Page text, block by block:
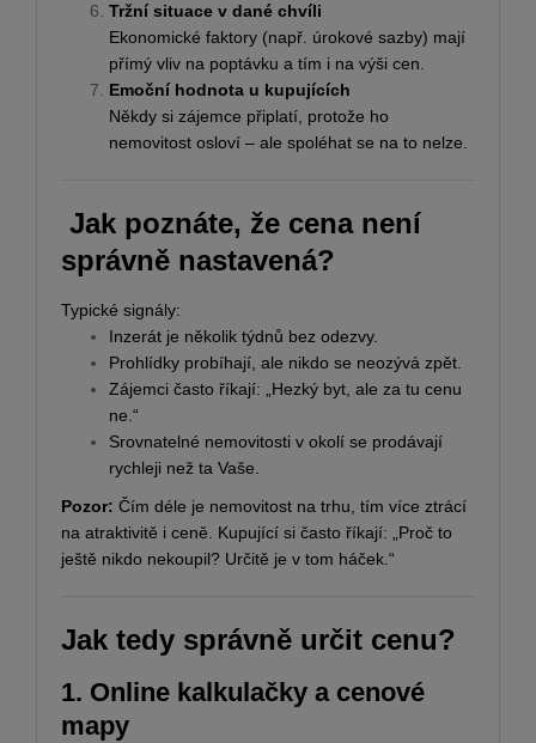
Tržní situace v dané chvíli
Ekonomické faktory (např. úrokové sazby) mají
přímý vliv na poptávku a tím i na výši cen.
Emoční hodnota u kupujících
Někdy si zájemce připlatí, protože ho
nemovitost osloví – ale spoléhat se na to nelze.
Jak poznáte, že cena není
správně nastavená?
Typické signály:
Inzerát je několik týdnů bez odezvy.
Prohlídky probíhají, ale nikdo se neozývá zpět.
Zájemci často říkají: „Hezký byt, ale za tu cenu
ne.“
Srovnatelné nemovitosti v okolí se prodávají
rychleji než ta Vaše.
Pozor: Čím déle je nemovitost na trhu, tím více ztrácí
na atraktivitě i ceně. Kupující si často říkají: „Proč to
ještě nikdo nekoupil? Určitě je v tom háček.“
Jak tedy správně určit cenu?
1. Online kalkulačky a cenové
mapy